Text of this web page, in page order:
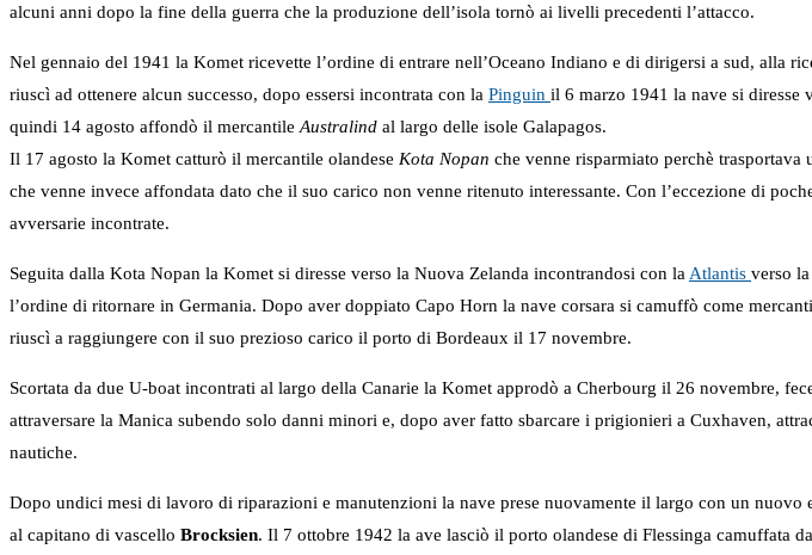
alcuni anni dopo la fine della guerra che la produzione dell’isola tornò ai livelli precedenti l’attacco.
Nel gennaio del 1941 la Komet ricevette l’ordine di entrare nell’Oceano Indiano e di dirigersi a sud, alla
riuscì ad ottenere alcun successo, dopo essersi incontrata con la Pinguin il 6 marzo 1941 la nave si diresse
quindi 14 agosto affondò il mercantile Australind al largo delle isole Galapagos.
Il 17 agosto la Komet catturò il mercantile olandese Kota Nopan che venne risparmiato perchè
che venne invece affondata dato che il suo carico non venne ritenuto interessante. Con l’eccezione di
avversarie incontrate.
Seguita dalla Kota Nopan la Komet si diresse verso la Nuova Zelanda incontrandosi con la Atlantis verso
l’ordine di ritornare in Germania. Dopo aver doppiato Capo Horn la nave corsara si camuffò come
riuscì a raggiungere con il suo prezioso carico il porto di Bordeaux il 17 novembre.
Scortata da due U-boat incontrati al largo della Canarie la Komet approdò a Cherbourg il 26 novembre,
attraversare la Manica subendo solo danni minori e, dopo aver fatto sbarcare i prigionieri a Cuxhaven,
nautiche.
Dopo undici mesi di lavoro di riparazioni e manutenzioni la nave prese nuovamente il largo con un
al capitano di vascello Brocksien. Il 7 ottobre 1942 la ave lasciò il porto olandese di Flessinga camuffata